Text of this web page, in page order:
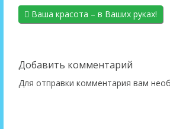
Ваша красота – в Ваших руках!
Добавить комментарий
Для отправки комментария вам